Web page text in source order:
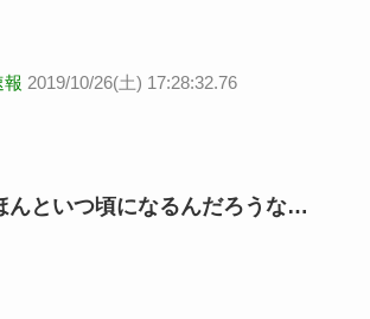
報 2019/10/26(土) 17:28:32.76
んといつ頃になるんだろうな…